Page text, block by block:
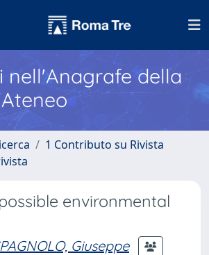
nell'Anagrafe della
1 Contributo su Rivista
environmental
Giuseppe